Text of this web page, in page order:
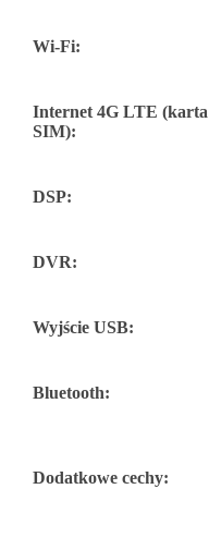
Wi-Fi:
Internet 4G LTE (karta
SIM):
DSP:
DVR:
Wyjście USB:
Bluetooth:
Dodatkowe cechy: